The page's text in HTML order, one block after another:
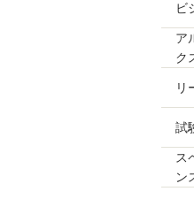
ビ
ア
ク
リ
試
ス
ン